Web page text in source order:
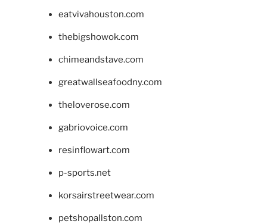
eatvivahouston.com
thebigshowok.com
chimeandstave.com
greatwallseafoodny.com
theloverose.com
gabriovoice.com
resinflowart.com
p-sports.net
korsairstreetwear.com
petshopallston.com